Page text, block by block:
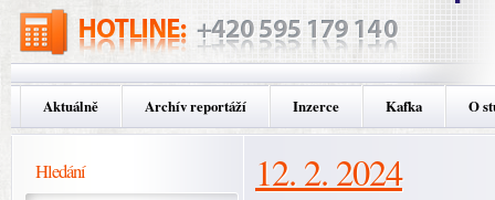
Aktuálně Archív reportáží Inzerce Kafka O
Hledání 12. 2. 2024